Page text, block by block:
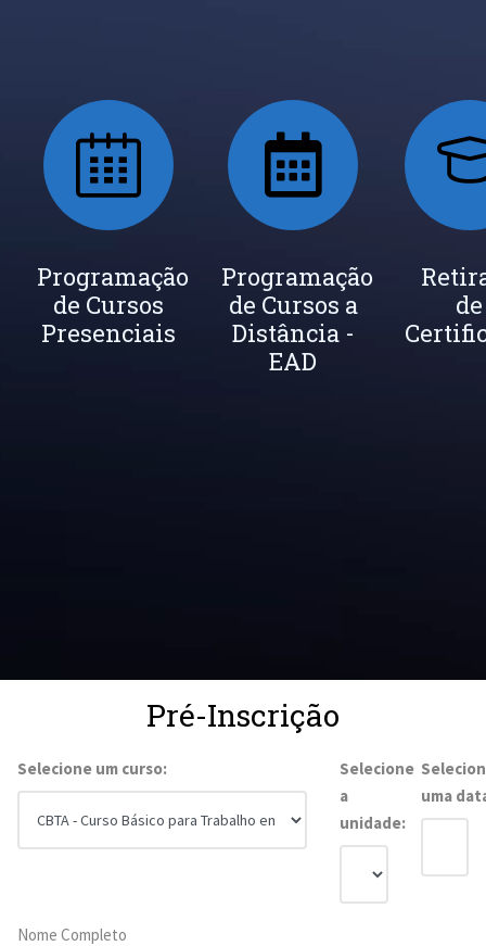
Seja um
Instrutor
Inscrição
Newsletter
Programação
de Cursos
Presenciais
Programação
de Cursos a
Distância -
EAD
de
Pré-Inscrição
Selecione um curso:
Selecione
a
unidade:
uma
Nome Completo